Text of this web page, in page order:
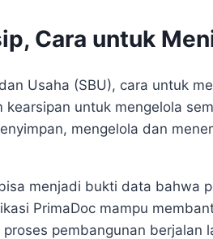
Cara untuk
Usaha (SBU), cara untuk
kearsipan untuk mengelola
mengelola dan
menjadi bukti data bahwa
PrimaDoc mampu
pembangunan